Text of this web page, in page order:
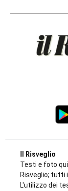
Il Risveglio
Testi e foto
Risveglio; tutti
L'utilizzo dei